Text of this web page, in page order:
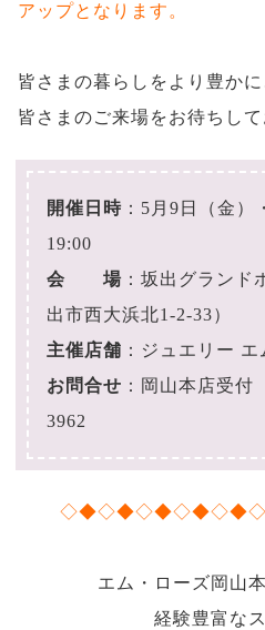
アップとなります。
皆さまの暮らしをより豊かに
皆さまのご来場をお待ちして
開催日時 ：5月9日（金）
19:00
会 場 ：坂出グランド
出市西大浜北1-2-33）
主催店舗 ：ジュエリー
お問合せ ：岡山本店受
3962
エム・ローズ岡山
経験豊富な